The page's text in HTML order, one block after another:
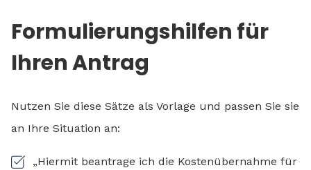
Formulierungshilfen für
Ihren Antrag
Nutzen Sie diese Sätze als Vorlage und passen Sie sie
an Ihre Situation an:
„Hiermit beantrage ich die Kostenübernahme für